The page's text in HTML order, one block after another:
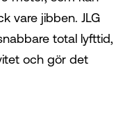
vare jibben. JLG
total lyfttid,
och gör det